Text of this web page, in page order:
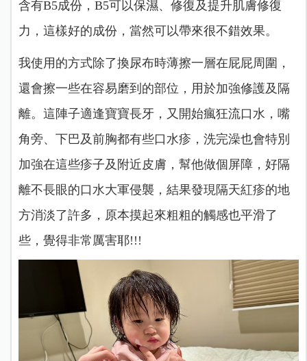
含有B5成份，B5可以保濕、修復及提升肌膚修復
力，這樣好的成份，當然可以帶來很不錯效果。
我使用的方式除了換尿布時薄擦一層在屁屁周圍，
還會擦一些在容易磨到的部位，用於加強修護及隔
離。這陣子適逢寶寶長牙，又開始瘋狂流口水，嘴
角旁、下巴及前胸都有些口水疹，洗完澡也會特別
加強在這些疹子及附近皮膚，幫他做個屏障，好隔
離不長眼的口水大軍侵襲，結果發現隔天紅疹的地
方消淡了許多，原本摸起來粗粗的觸感也平滑了
些，覺得非常厲害耶!!!